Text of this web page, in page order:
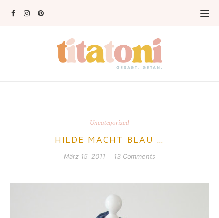
Uncategorized
HILDE MACHT BLAU …
März 15, 2011 13 Comments